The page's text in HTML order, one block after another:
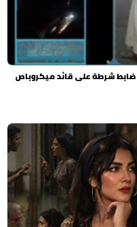
شرطة على قائد ميكروباص